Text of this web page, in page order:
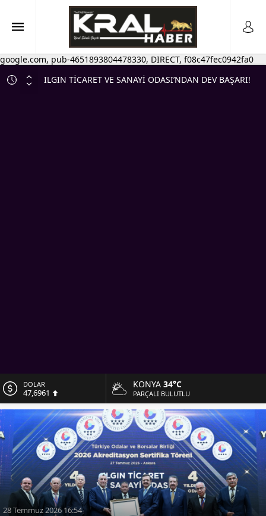
google.com, pub-4651893804478330, DIRECT, f08c47fec0942fa0
ILGIN TİCARET VE SANAYİ ODASI’NDAN DEV BAŞARI!
DOLAR
47,6961
55,1808
ALTIN
6.662,82
BİST
13.779,39
KONYA34°C
PARÇALI BULUTLU
28 Temmuz 2026 16:54